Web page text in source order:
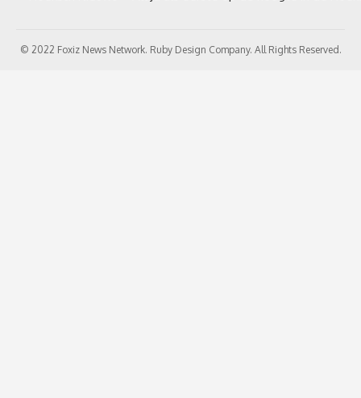
© 2022 Foxiz News Network. Ruby Design Company. All Rights Reserved.